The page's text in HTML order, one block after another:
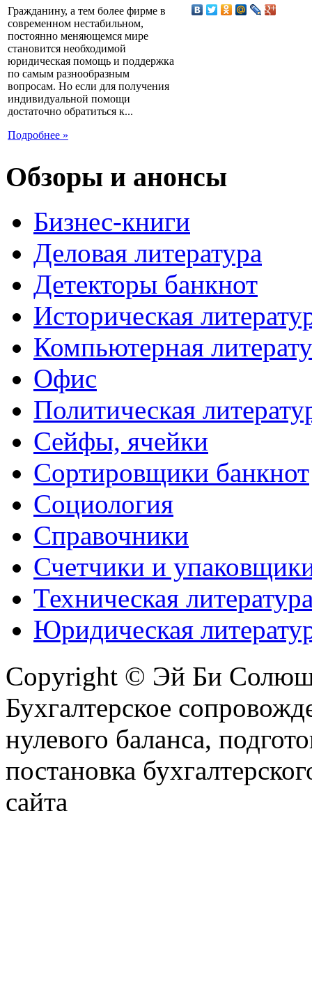
Гражданину, а тем более фирме в
современном нестабильном,
постоянно меняющемся мире
становится необходимой
юридическая помощь и поддержка
по самым разнообразным
вопросам. Но если для получения
индивидуальной помощи
достаточно обратиться к...
Подробнее »
Обзоры и анонсы
Бизнес-книги
Деловая литература
Детекторы банкнот
Историческая
Компьютерная
Офис
Политическая
Сейфы, ячейки
Сортировщики банкнот
Социология
Справочники
Счетчики и
Техническая
Юридическая
Copyright © Эй Би
Бухгалтерское
нулевого баланса,
постановка
сайта